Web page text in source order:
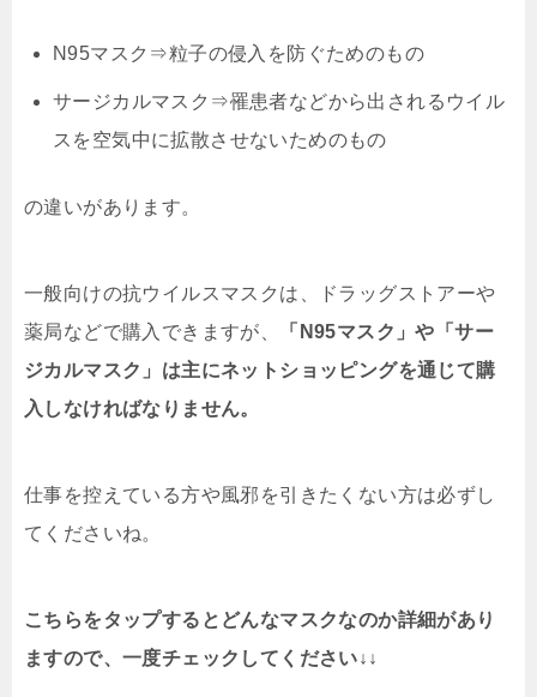
N95マスク⇒粒子の侵入を防ぐためのもの
サージカルマスク⇒罹患者などから出されるウイル
スを空気中に拡散させないためのもの
の違いがあります。
一般向けの抗ウイルスマスクは、ドラッグストアーや
薬局などで購入できますが、
「N95マスク」や「サー
ジカルマスク」は主にネットショッピングを通じて購
入しなければなりません。
仕事を控えている方や風邪を引きたくない方は必ずし
てくださいね。
こちらをタップするとどんなマスクなのか詳細があり
ますので、一度チェックしてください↓↓